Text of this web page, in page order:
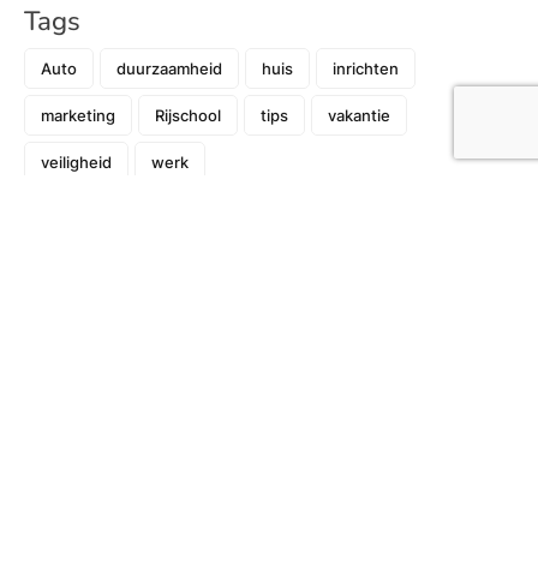
Tags
Auto duurzaamheid huis inrichten
marketing Rijschool tips vakantie
veiligheid werk